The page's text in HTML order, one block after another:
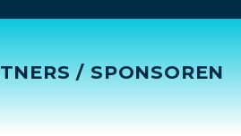
/ SPONSOREN